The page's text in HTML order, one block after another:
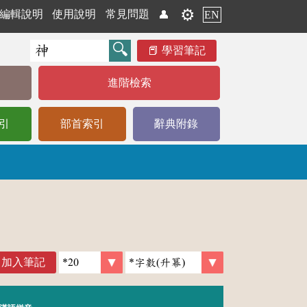
編輯說明 使用說明 常見問題 👤 ⚙️ EN
學習筆記
進階檢索
部首索引 辭典附錄
加入筆記